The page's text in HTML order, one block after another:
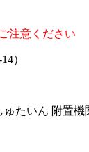
注意ください
）
たいん 附置機